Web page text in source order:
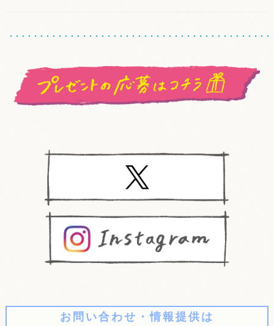
お問い合わせ・情報提供は